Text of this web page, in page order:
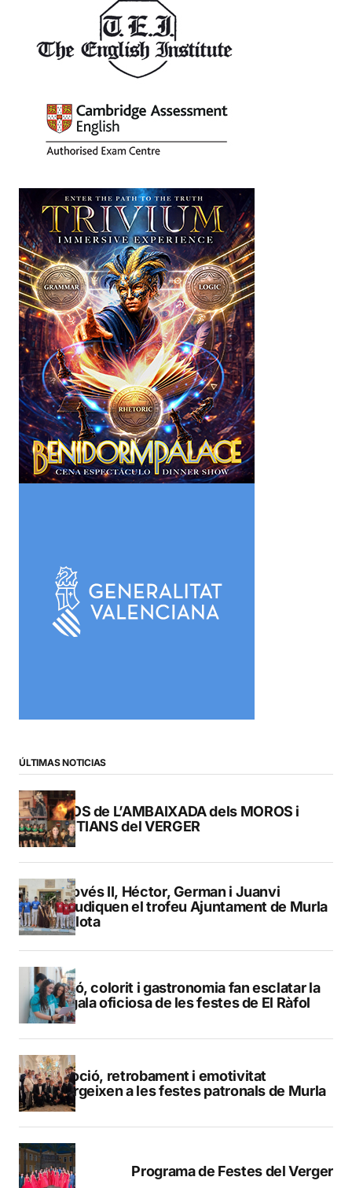
ÚLTIMAS NOTICIAS
FOTOS de L’AMBAIXADA dels MOROS i
CRISTIANS del VERGER
Genovés II, Héctor, German i Juanvi
s’adjudiquen el trofeu Ajuntament de Murla
de pilota
Pregó, colorit i gastronomia fan esclatar la
bengala oficiosa de les festes de El Ràfol
Devoció, retrobament i emotivitat
emergeixen a les festes patronals de Murla
Programa de Festes del Verger